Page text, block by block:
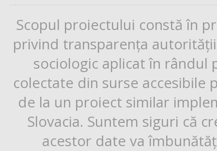
Scopul proiectului constă în
privind transparența
sociologic aplicat în rândul
colectate din surse
de la un proiect similar
Slovacia. Suntem siguri că
acestor date va